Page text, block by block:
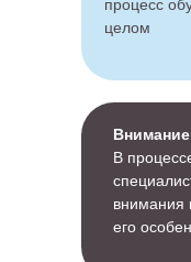
Внимание
В
внимания
его
процесс
целом